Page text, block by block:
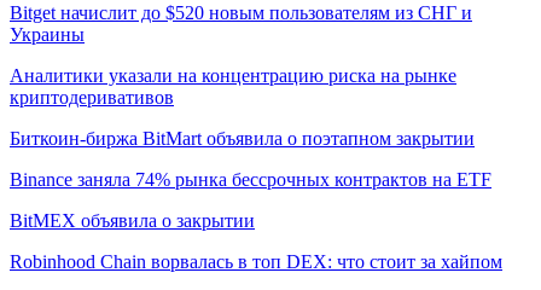
Bitget начислит до $520 новым пользователям из СНГ и
Украины
Аналитики указали на концентрацию риска на рынке
криптодеривативов
Биткоин-биржа BitMart объявила о поэтапном закрытии
Binance заняла 74% рынка бессрочных контрактов на ETF
BitMEX объявила о закрытии
Robinhood Chain ворвалась в топ DEX: что стоит за хайпом